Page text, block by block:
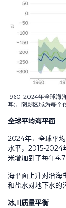
1960-2024年全球海
耳)。阴影区域为每个
全球平均海平面
2024年，全球平
水平，2015-2024
米增加到了每年4.7
海平面上升对沿海
和盐水对地下水的
冰川质量平衡